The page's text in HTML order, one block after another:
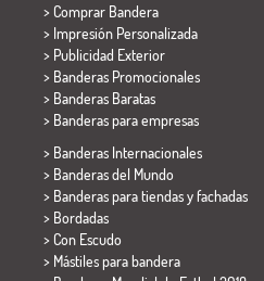
> Comprar Bandera
> Impresión Personalizada
> Publicidad Exterior
> Banderas Promocionales
> Banderas Baratas
> Banderas para empresas
> Banderas Internacionales
> Banderas del Mundo
> Banderas para tiendas y fachadas
> Bordadas
> Con Escudo
> Mástiles para bandera